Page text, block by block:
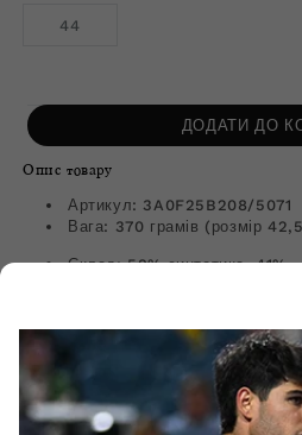
44
ДОДАТИ ДО
Опис товару
Артикул: 3A0F25B208/5071
Вага: 370 грамів (розмір
Склад: 59% синтетика,
Таблиця розмірів